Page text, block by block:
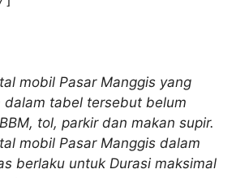
mobil Pasar Manggis yang
dalam tabel tersebut belum
tol, parkir dan makan supir.
mobil Pasar Manggis dalam
berlaku untuk Durasi maksimal